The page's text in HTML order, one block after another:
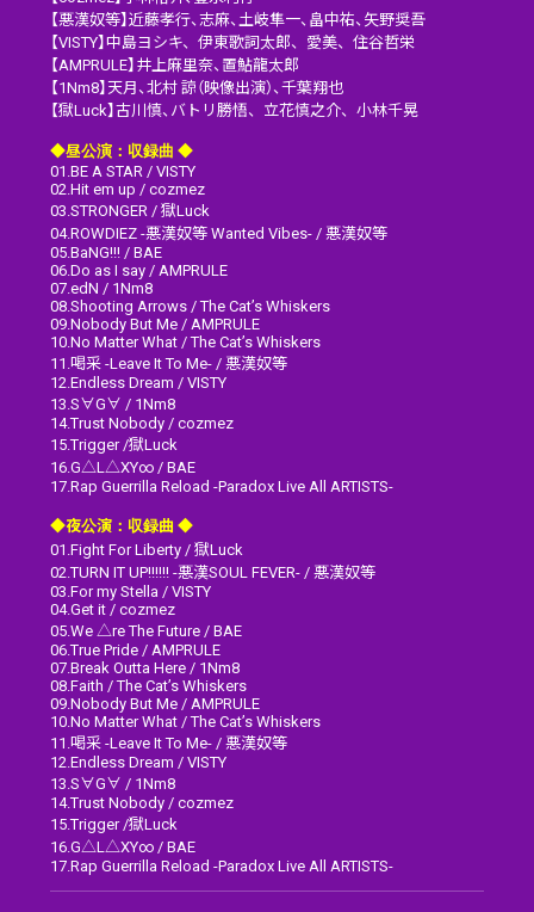
【悪漢奴等】近藤孝行、志麻、土岐隼一、畠中祐、矢野奨吾
【VISTY】中島ヨシキ、伊東歌詞太郎、愛美、住谷哲栄
【AMPRULE】井上麻里奈、置鮎龍太郎
【1Nm8】天月、北村 諒（映像出演）、千葉翔也
【獄Luck】古川慎、バトリ勝悟、立花慎之介、小林千晃
◆昼公演：収録曲 ◆
01.BE A STAR / VISTY
02.Hit em up / cozmez
03.STRONGER / 獄Luck
04.ROWDIEZ -悪漢奴等 Wanted Vibes- / 悪漢奴等
05.BaNG!!! / BAE
06.Do as I say / AMPRULE
07.edN / 1Nm8
08.Shooting Arrows / The Cat’s Whiskers
09.Nobody But Me / AMPRULE
10.No Matter What / The Cat’s Whiskers
11.喝采 -Leave It To Me- / 悪漢奴等
12.Endless Dream / VISTY
13.S∀G∀ / 1Nm8
14.Trust Nobody / cozmez
15.Trigger /獄Luck
16.G△L△XY∞ / BAE
17.Rap Guerrilla Reload -Paradox Live All ARTISTS-
◆夜公演：収録曲 ◆
01.Fight For Liberty / 獄Luck
02.TURN IT UP!!!!!! -悪漢SOUL FEVER- / 悪漢奴等
03.For my Stella / VISTY
04.Get it / cozmez
05.We △re The Future / BAE
06.True Pride / AMPRULE
07.Break Outta Here / 1Nm8
08.Faith / The Cat’s Whiskers
09.Nobody But Me / AMPRULE
10.No Matter What / The Cat’s Whiskers
11.喝采 -Leave It To Me- / 悪漢奴等
12.Endless Dream / VISTY
13.S∀G∀ / 1Nm8
14.Trust Nobody / cozmez
15.Trigger /獄Luck
16.G△L△XY∞ / BAE
17.Rap Guerrilla Reload -Paradox Live All ARTISTS-